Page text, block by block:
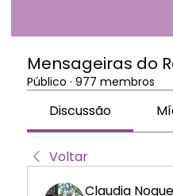
Mensageiras do
Público · 977 membros
Discussão
Voltar
Claudia